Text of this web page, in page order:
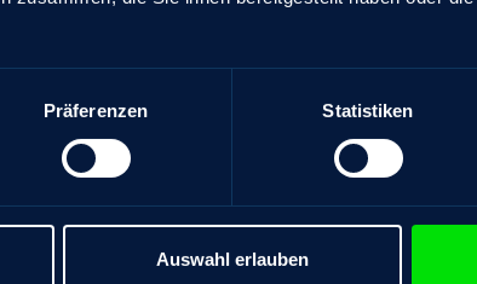
Präferenzen Statistiken
Auswahl erlauben